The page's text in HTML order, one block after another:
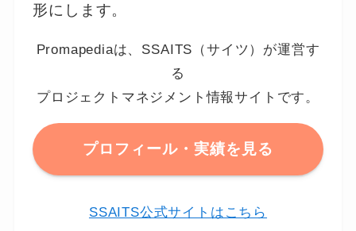
形にします。
Promapediaは、SSAITS（サイツ）が運営す
る
プロジェクトマネジメント情報サイトです。
プロフィール・実績を見る
SSAITS公式サイトはこちら